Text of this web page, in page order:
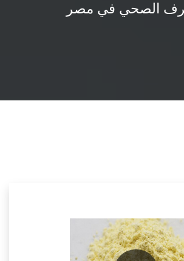
الصحي في مصر